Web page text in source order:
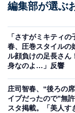
編集部が選ぶ
「さすがミキティの
春、圧巻スタイルの
ル顔負けの足長さん
身なのよ…」反響
庄司智春、“後ろの
イプだったので”無
スタ掲載。「美人す